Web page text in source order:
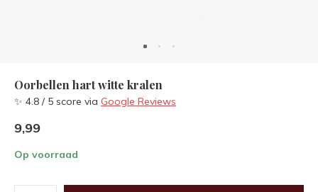
Oorbellen hart witte kralen
✨ 4.8 / 5 score via Google Reviews
9,99
Op voorraad